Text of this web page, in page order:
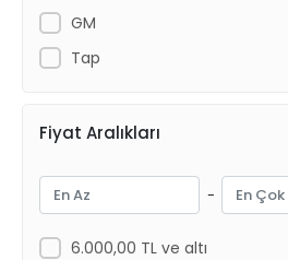
GM
Tap
Fiyat Aralıkları
-
6.000,00 TL ve altı